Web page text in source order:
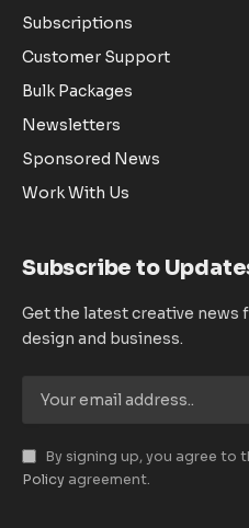
Subscriptions
Customer Support
Bulk Packages
Newsletters
Sponsored News
Work With Us
Subscribe to
Get the latest creative news
design and business.
By signing up, you agree to
Policy agreement.